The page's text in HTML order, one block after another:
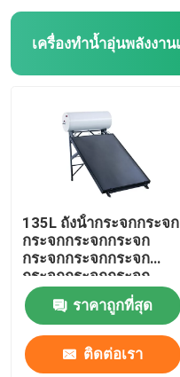
135L ถังน้ํากระจกกระจก
กระจกกระจกกระจก
กระจกกระจกกระจก
กระจกกระจกกระจก
กระจกกระจก
ราคาถูกที่สุด
ติดต่อเรา